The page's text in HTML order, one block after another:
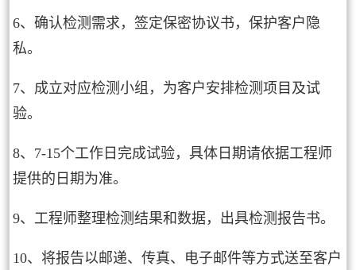
6、确认检测需求，签定保密协议书，保护客户隐
私。
7、成立对应检测小组，为客户安排检测项目及试
验。
8、7-15个工作日完成试验，具体日期请依据工程师
提供的日期为准。
9、工程师整理检测结果和数据，出具检测报告书。
10、将报告以邮递、传真、电子邮件等方式送至客户